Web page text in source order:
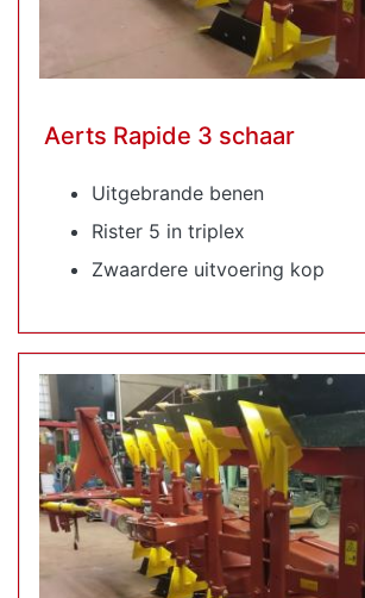
Aerts Rapide 3 schaar
Uitgebrande benen
Rister 5 in triplex
Zwaardere uitvoering kop